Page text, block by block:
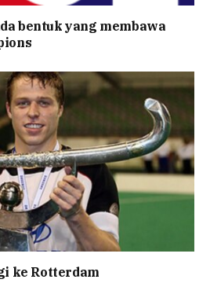
bentuk yang membawa
ke Rotterdam